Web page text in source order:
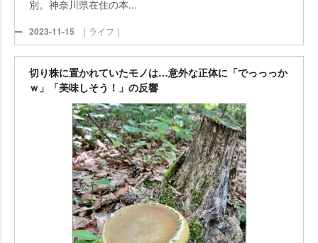
別。神奈川県在住の本...
2023-11-15 ｜ライフ｜
切り株に置かれていたモノは…意外な正体に「でっっっか
ｗ」「美味しそう！」の反響